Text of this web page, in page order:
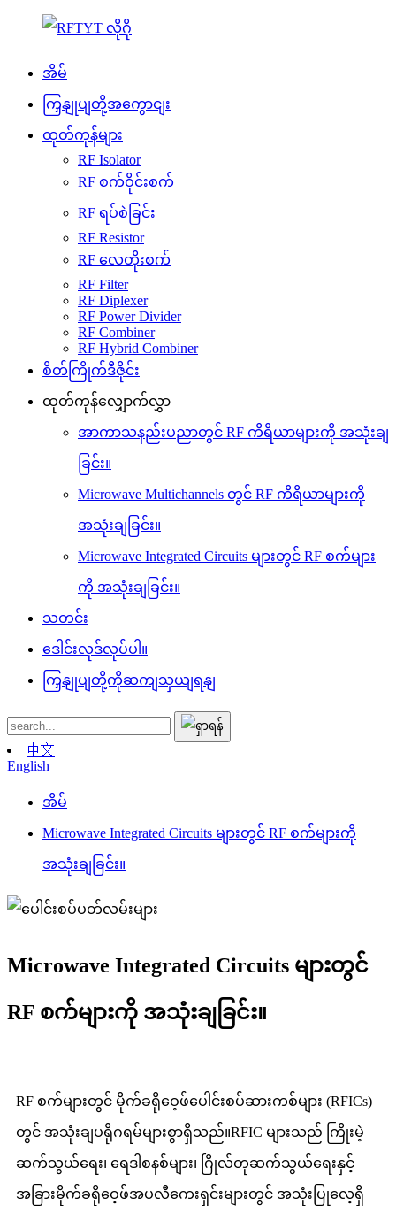
အိမ်
ကြှနျုပျတို့အကွောငျး
ထုတ်ကုန်များ
RF Isolator
RF စက်ဝိုင်းစက်
RF ရပ်စဲခြင်း
RF Resistor
RF လေတိုးစက်
RF Filter
RF Diplexer
RF Power Divider
RF Combiner
RF Hybrid Combiner
စိတ်ကြိုက်ဒီဇိုင်း
ထုတ်ကုန်လျှောက်လွှာ
အာကာသနည်းပညာတွင် RF ကိရိယာများကို အသုံးချ
ခြင်း။
Microwave Multichannels တွင် RF ကိရိယာများကို
အသုံးချခြင်း။
Microwave Integrated Circuits များတွင် RF စက်များ
ကို အသုံးချခြင်း။
သတင်း
ဒေါင်းလုဒ်လုပ်ပါ။
ကြှနျုပျတို့ကိုဆကျသှယျရနျ
中文
English
အိမ်
Microwave Integrated Circuits များတွင် RF စက်များကို
အသုံးချခြင်း။
Microwave Integrated Circuits များတွင်
RF စက်များကို အသုံးချခြင်း။
RF စက်များတွင် မိုက်ခရိုဝေ့ဖ်ပေါင်းစပ်ဆားကစ်များ (RFICs)
တွင် အသုံးချပရိုဂရမ်များစွာရှိသည်။RFIC များသည် ကြိုးမဲ့
ဆက်သွယ်ရေး၊ ရေဒါစနစ်များ၊ ဂြိုလ်တုဆက်သွယ်ရေးနှင့်
အခြားမိုက်ခရိုဝေ့ဖ်အပလီကေးရှင်းများတွင် အသုံးပြုလေ့ရှိ